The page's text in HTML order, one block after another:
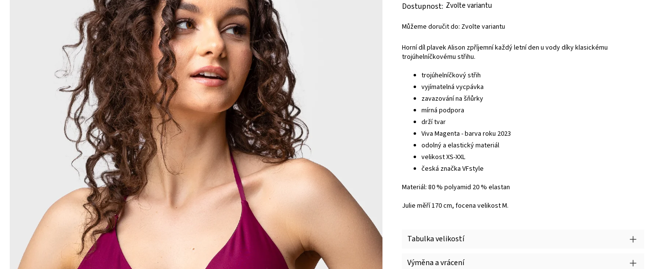
Zvolte variantu
Můžeme doručit do: Zvolte variantu
Tabulka velikostí
Výměna a vrácení
Horní díl plavek Alison zpříjemní každý letní den u vody díky klasickému
trojúhelníčkovému střihu.
trojúhelníčkový střih
vyjímatelná vycpávka
zavazování na šňůrky
mírná podpora
drží tvar
Viva Magenta - barva roku 2023
odolný a elastický materiál
velikost XS-XXL
česká značka VFstyle
Materiál: 80 % polyamid 20 % elastan
Julie měří 170 cm, focena velikost M.